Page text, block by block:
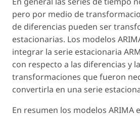
pero por medio de
de diferencias pueden ser
estacionarias. Los modelos
integrar la serie estacionaria
con respecto a las diferencias y
transformaciones que fueron
convertirla en una serie
En resumen los modelos ARIMA